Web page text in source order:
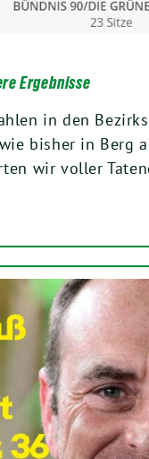
Ergebnisse
in den
bisher in Berg
wir voller